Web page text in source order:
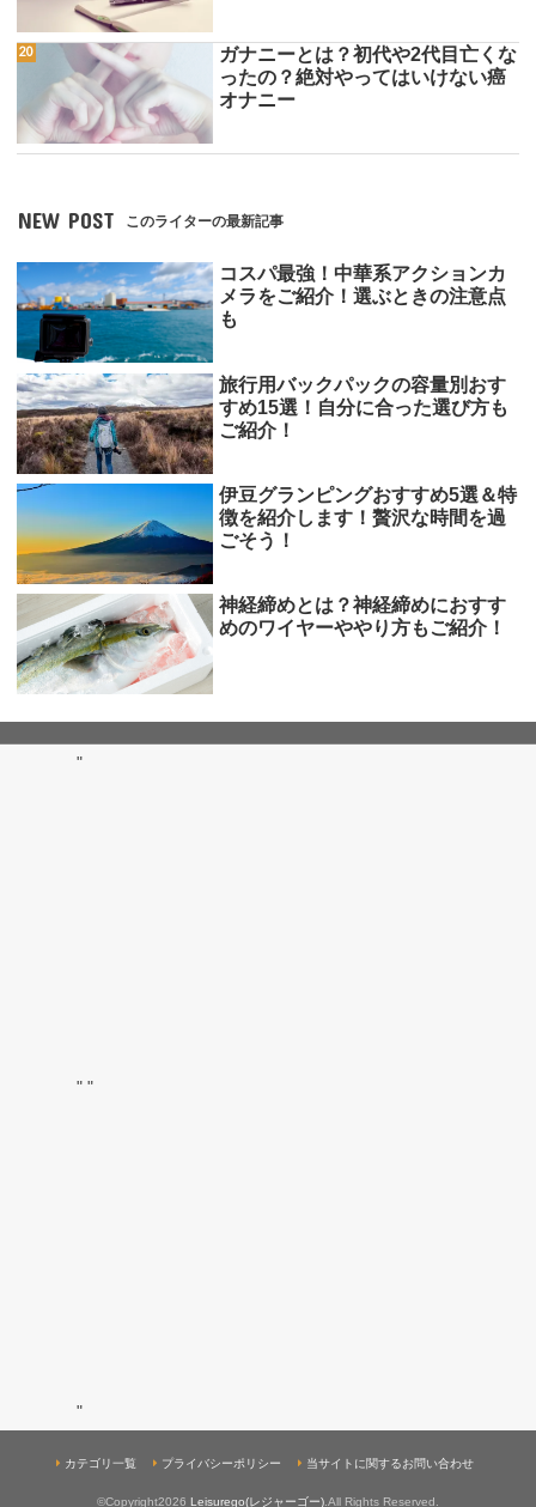
ガナニーとは？初代や2代目亡くな
ったの？絶対やってはいけない癌
オナニー
NEW POST このライターの最新記事
コスパ最強！中華系アクションカ
メラをご紹介！選ぶときの注意点
も
旅行用バックパックの容量別おす
すめ15選！自分に合った選び方も
ご紹介！
伊豆グランピングおすすめ5選＆特
徴を紹介します！贅沢な時間を過
ごそう！
神経締めとは？神経締めにおすす
めのワイヤーややり方もご紹介！
"
" "
"
カテゴリ一覧 プライバシーポリシー 当サイトに関するお問い合わせ
©Copyright2026 Leisurego(レジャーゴー) .All Rights Reserved.